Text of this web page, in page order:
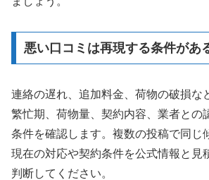
悪い口コミは再現する条件があ
連絡の遅れ、追加料金、荷物の破損な
繁忙期、荷物量、契約内容、業者との
条件を確認します。複数の投稿で同じ
現在の対応や契約条件を公式情報と見
判断してください。